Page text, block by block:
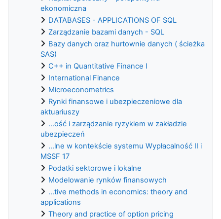
ekonomiczna
DATABASES - APPLICATIONS OF SQL
Zarządzanie bazami danych - SQL
Bazy danych oraz hurtownie danych ( ścieżka
SAS)
C++ in Quantitative Finance I
International Finance
Microeconometrics
Rynki finansowe i ubezpieczeniowe dla
aktuariuszy
...ość i zarządzanie ryzykiem w zakładzie
ubezpieczeń
...lne w kontekście systemu Wypłacalność II i
MSSF 17
Podatki sektorowe i lokalne
Modelowanie rynków finansowych
...tive methods in economics: theory and
applications
Theory and practice of option pricing